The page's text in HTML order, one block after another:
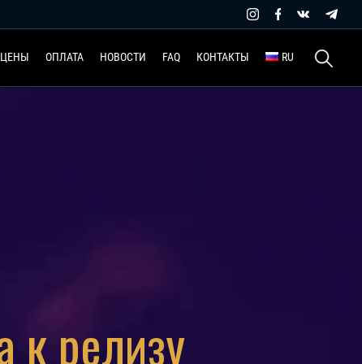
ЦЕНЫ ОПЛАТА НОВОСТИ FAQ КОНТАКТЫ RU Найти:
к релизу